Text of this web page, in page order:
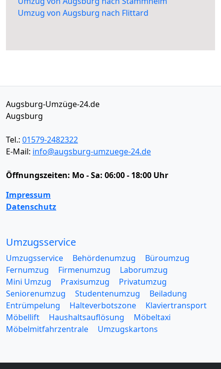
Umzug von Augsburg nach Flittard
Augsburg-Umzüge-24.de
Augsburg
Tel.: 01579-2482322
E-Mail: info@augsburg-umzuege-24.de
Öffnungszeiten: Mo - Sa: 06:00 - 18:00 Uhr
Impressum
Datenschutz
Umzugsservice
Umzugsservice Behördenumzug
Büroumzug
Fernumzug
Firmenumzug
Laborumzug
Mini Umzug
Praxisumzug
Privatumzug
Seniorenumzug
Studentenumzug
Beiladung
Entrümpelung
Halteverbotszone
Klaviertransport
Möbellift
Haushaltsauflösung
Möbeltaxi
Möbelmitfahrzentrale
Umzugskartons